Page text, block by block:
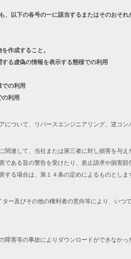
以下の各号の一に該当するまたはそのおそれ
作成すること。
る虚偽の情報を表示する態様での利用
の利用
利用
ついて、リバースエンジニアリング、逆コン
連して、当社または第三者に対し損害を与
ある旨の警告を受けたり、差止請求や損害
る場合は、第１４条の定めによるものとしま
及びその他の権利者の意向等により、いつ
害等の事故によりダウンロードができなか